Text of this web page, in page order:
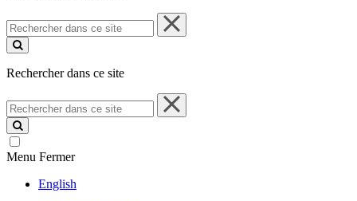
Rechercher
dans
ce
Rechercher dans ce site
Rechercher
dans
ce
site
Menu Fermer
English